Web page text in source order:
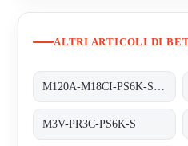
ALTRI ARTICOLI DI
M3V-PR3C-PS6K-S